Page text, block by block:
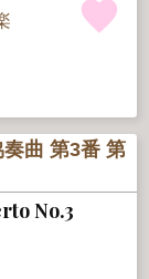
曲 第3番 第
No.3